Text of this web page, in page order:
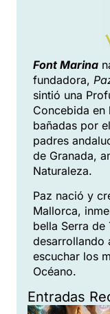
Font Marina
fundadora,
sintió una
Concebida en
bañadas por
padres
de Granada,
Naturaleza.
Paz nació y
Mallorca,
bella Serra de
desarrollando
escuchar los
Océano.
Entradas